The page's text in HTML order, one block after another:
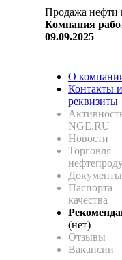
Продажа нефти
Компания
09.09.2025
О
Контакты и
реквизиты
NGE.RU
Новости
Торговля
Документы
Паспорта
качества
(нет)
Отзывы
Вакансии